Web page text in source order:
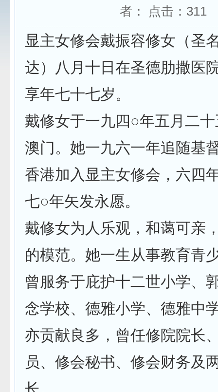
者： 点击： 311
显主女修会戴振容修女（圣
达）八月十日在圣德肋撒医
享年七十七岁。
戴修女于一九四○年五月二
澳门。她一九六一年追随基
香港加入显主女修会，六四
七○年矢发永愿。
戴修女为人乐观，和蔼可亲
的模范。她一生从事教育青
曾服务于庇护十二世小学、
念学校、德雅小学、德雅中
亦贡献良多，曾任修院院长
员、修会秘书、修会财务及
长。